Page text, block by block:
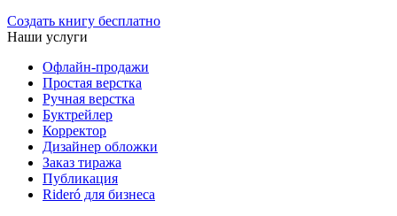
Создать книгу бесплатно
Наши услуги
Офлайн-продажи
Простая верстка
Ручная верстка
Буктрейлер
Корректор
Дизайнер обложки
Заказ тиража
Публикация
Rideró для бизнеса